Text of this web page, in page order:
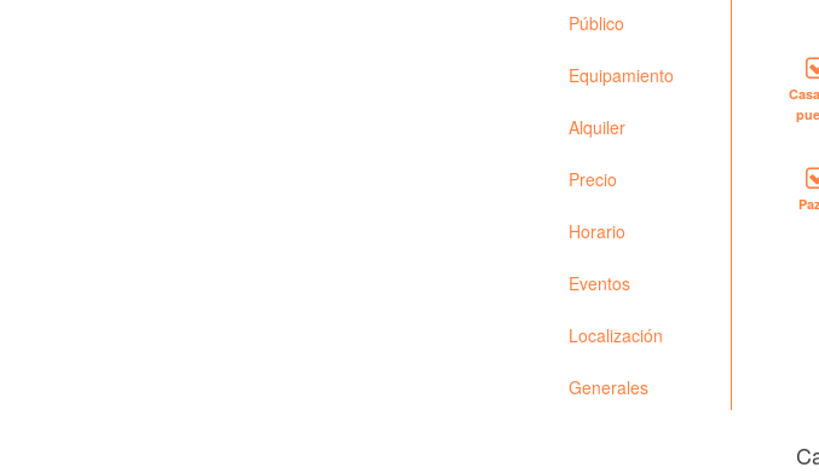
Público
Equipamiento
Alquiler
Precio
Horario
Eventos
Localización
Generales